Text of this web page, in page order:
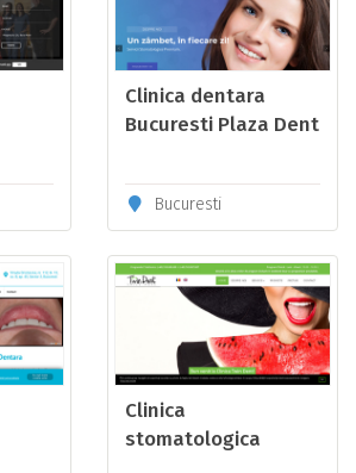
Clinica dentara
Bucuresti Plaza Dent
Bucuresti
Clinica
stomatologica